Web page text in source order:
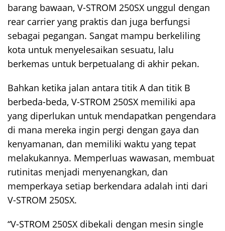
barang bawaan, V-STROM 250SX unggul dengan
rear carrier yang praktis dan juga berfungsi
sebagai pegangan. Sangat mampu berkeliling
kota untuk menyelesaikan sesuatu, lalu
berkemas untuk berpetualang di akhir pekan.
Bahkan ketika jalan antara titik A dan titik B
berbeda-beda, V-STROM 250SX memiliki apa
yang diperlukan untuk mendapatkan pengendara
di mana mereka ingin pergi dengan gaya dan
kenyamanan, dan memiliki waktu yang tepat
melakukannya. Memperluas wawasan, membuat
rutinitas menjadi menyenangkan, dan
memperkaya setiap berkendara adalah inti dari
V-STROM 250SX.
“V-STROM 250SX dibekali dengan mesin single